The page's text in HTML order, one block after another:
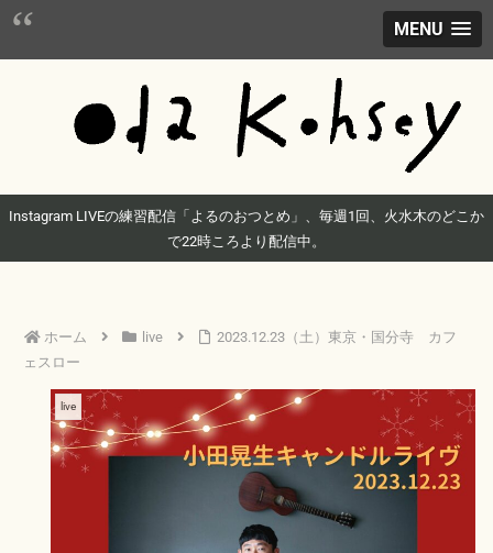
MENU
Instagram LIVEの練習配信「よるのおつとめ」、毎週1回、火水木のどこか
で22時ころより配信中。
ホーム live
2023.12.23（土）東京・国分寺 カフ
ェスロー
live